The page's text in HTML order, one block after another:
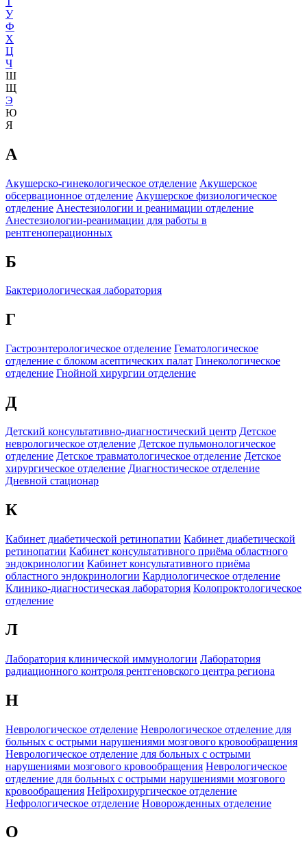
У
Ф
Х
Ц
Ч
Ш
Щ
Э
Ю
Я
А
Акушерско-гинекологическое отделение Акушерское
обсервационное отделение Акушерское физиологическое
отделение Анестезиологии и реанимации отделение
Анестезиологии-реанимации для работы в
рентгеноперационных
Б
Бактериологическая лаборатория
Г
Гастроэнтерологическое отделение Гематологическое
отделение c блоком асептических палат Гинекологическое
отделение Гнойной хирургии отделение
Д
Детский консультативно-диагностический центр Детское
неврологическое отделение Детское пульмонологическое
отделение Детское травматологическое отделение Детское
хирургическое отделение Диагностическое отделение
Дневной стационар
К
Кабинет диабетической ретинопатии Кабинет диабетической
ретинопатии Кабинет консультативного приёма областного
эндокринологии Кабинет консультативного приёма
областного эндокринологии Кардиологическое отделение
Клинико-диагностическая лаборатория Колопроктологическое
отделение
Л
Лаборатория клинической иммунологии Лаборатория
радиационного контроля рентгеновского центра региона
Н
Неврологическое отделение Неврологическое отделение для
больных с острыми нарушениями мозгового кровообращения
Неврологическое отделение для больных с острыми
нарушениями мозгового кровообращения Неврологическое
отделение для больных с острыми нарушениями мозгового
кровообращения Нейрохирургическое отделение
Нефрологическое отделение Новорожденных отделение
О